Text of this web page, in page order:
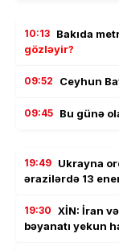
10:13 Bakıda
gözləyir?
09:52 Ceyhun
09:45 Bu günə
19:49 Ukrayna
ərazilərdə 13
19:30 XİN: İran
bəyanatı yekun